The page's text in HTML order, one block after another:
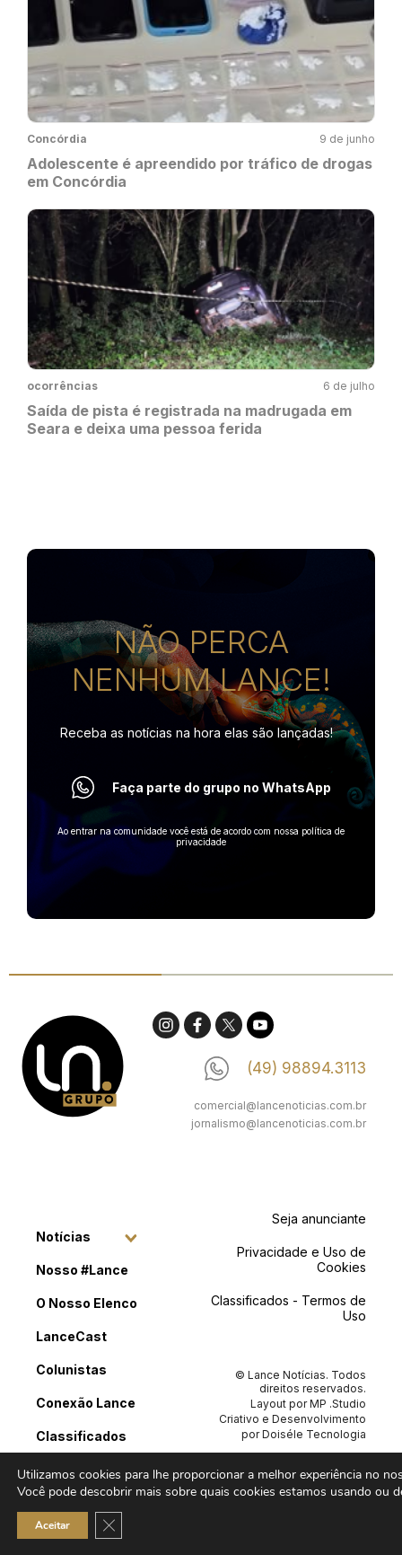
Concórdia 9 de junho
Adolescente é apreendido por tráfico de drogas
em Concórdia
ocorrências 6 de julho
Saída de pista é registrada na madrugada em
Seara e deixa uma pessoa ferida
NÃO PERCA
NENHUM LANCE!
Receba as notícias na hora elas são lançadas!
Faça parte do grupo no WhatsApp
Ao entrar na comunidade você está de acordo com nossa política de
privacidade
(49) 98894.3113
comercial@lancenoticias.com.br
jornalismo@lancenoticias.com.br
Notícias
Nosso #Lance
O Nosso Elenco
LanceCast
Colunistas
Conexão Lance
Classificados
Contato
Seja anunciante
Privacidade e Uso de
Cookies
Classificados - Termos de
Uso
© Lance Notícias. Todos
direitos reservados.
Layout porMP .Studio
Criativo e Desenvolvimento
porDoiséle Tecnologia
Utilizamos cookies para lhe proporcionar a melhor experiência no
Você pode descobrir mais sobre quais cookies estamos usando ou
Aceitar Close GDPR Cookie Banner